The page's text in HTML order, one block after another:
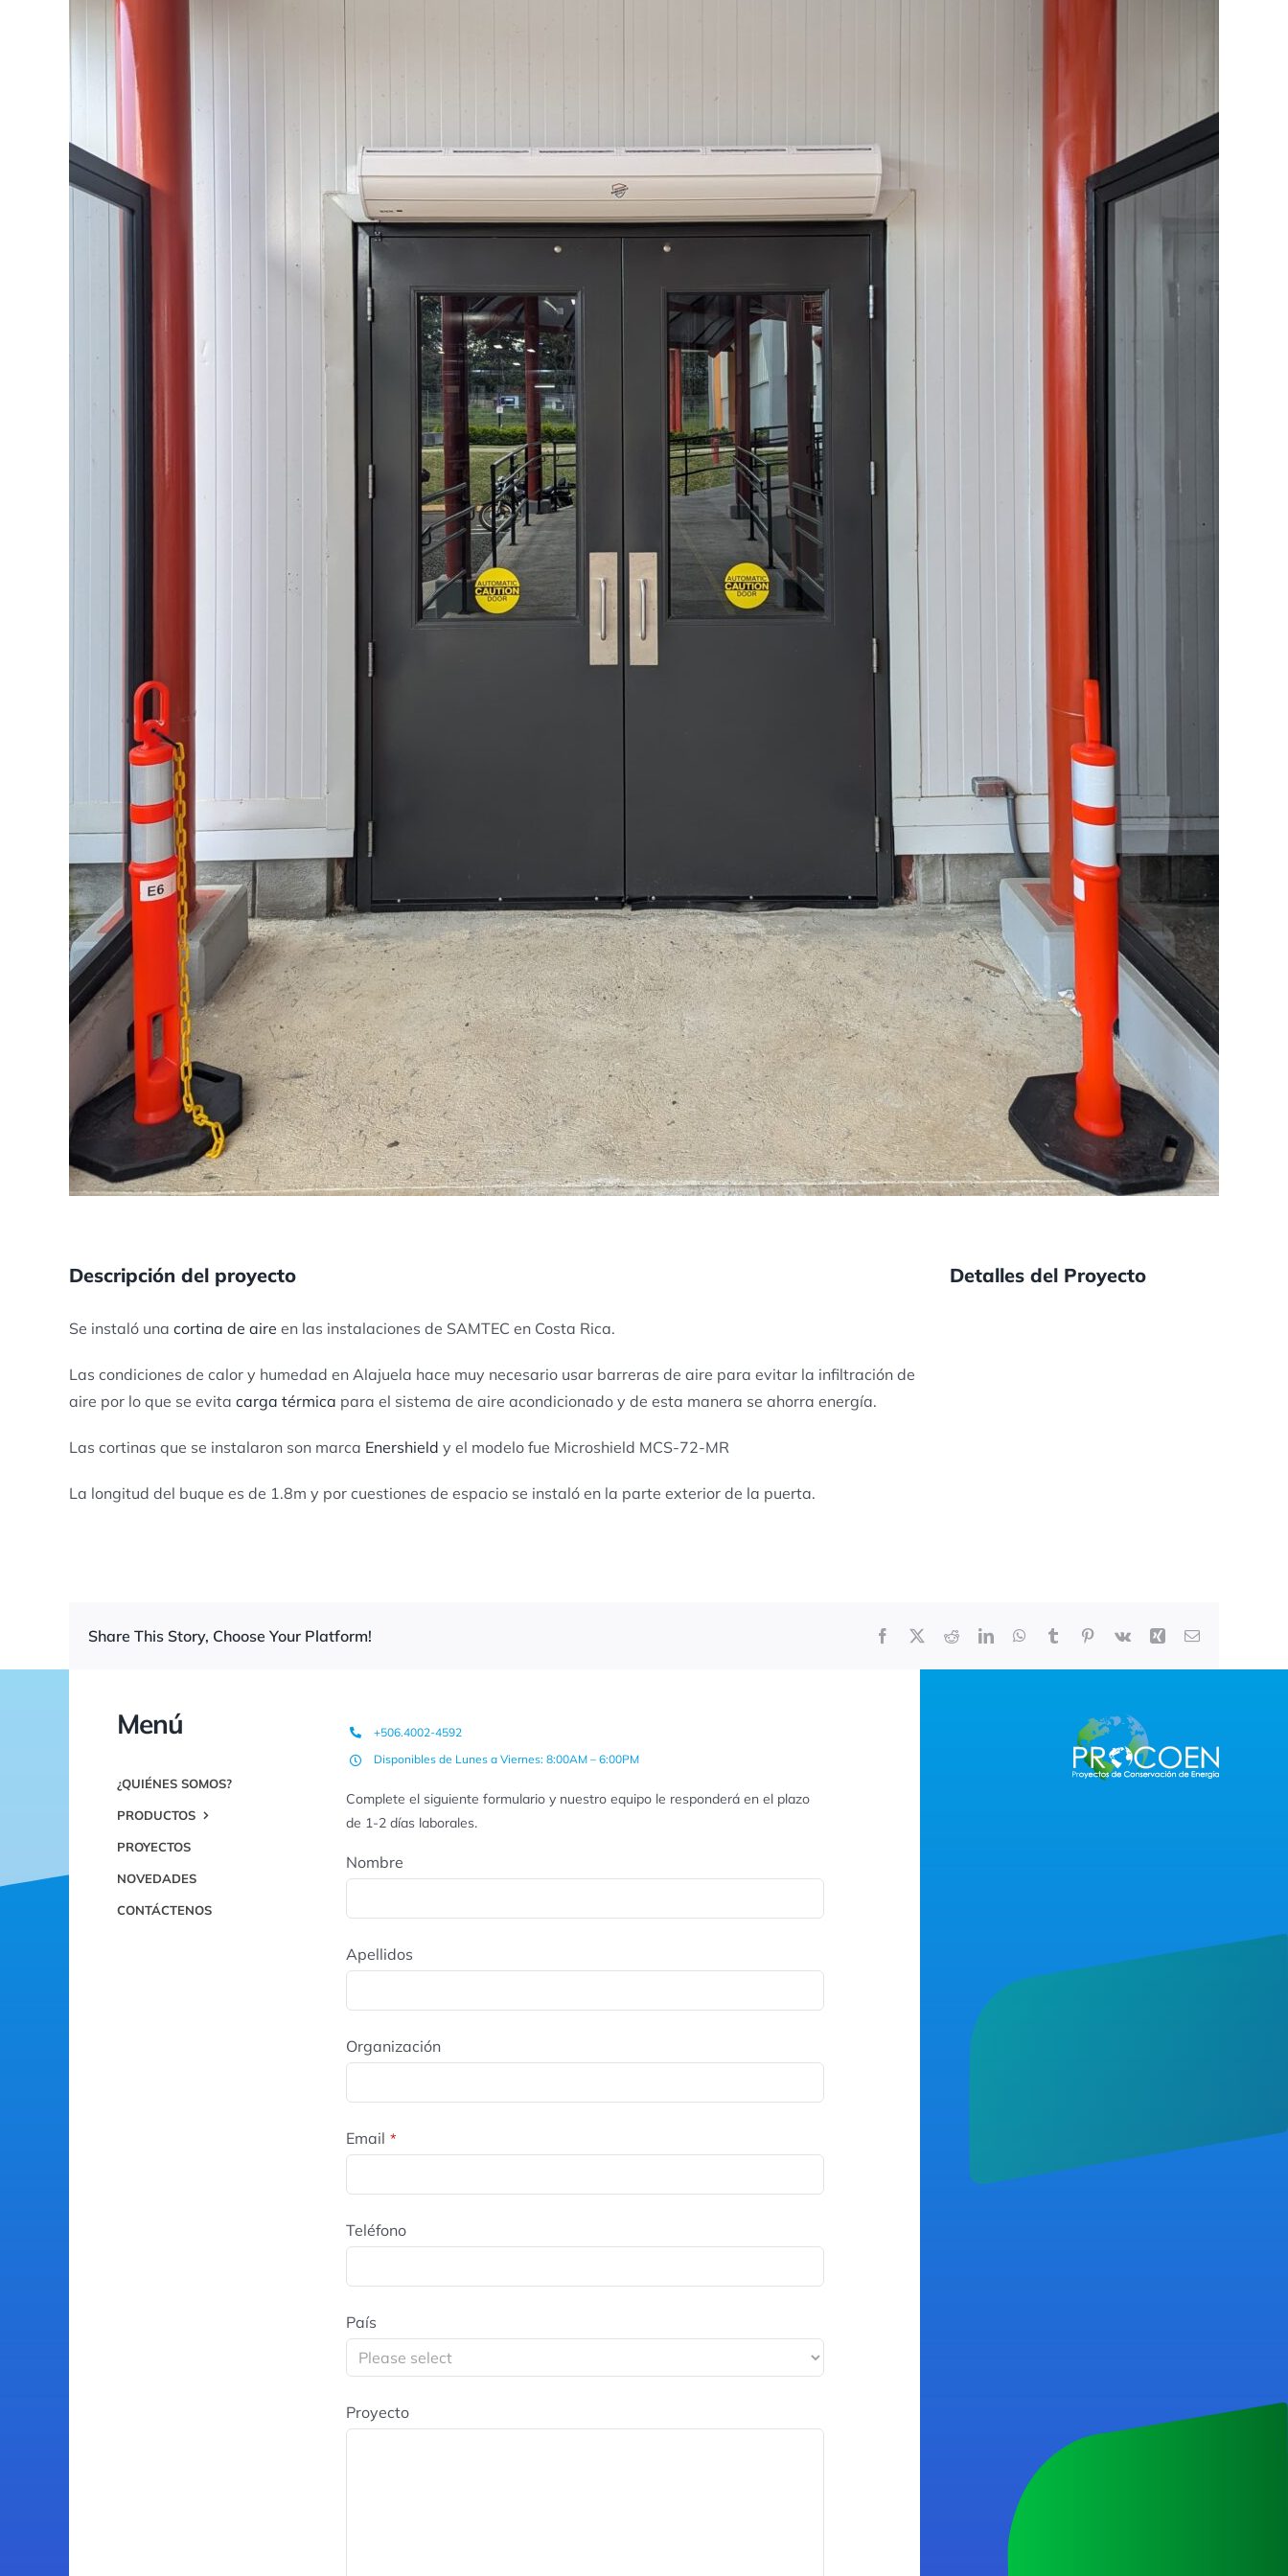
Descripción del proyecto
Se instaló una cortina de aire en las instalaciones de SAMTEC en Costa Rica.
Las condiciones de calor y humedad en Alajuela hace muy necesario usar barreras de aire para evitar la infiltración de
aire por lo que se evita carga térmica para el sistema de aire acondicionado y de esta manera se ahorra energía.
Las cortinas que se instalaron son marca Enershield y el modelo fue Microshield MCS-72-MR
La longitud del buque es de 1.8m y por cuestiones de espacio se instaló en la parte exterior de la puerta.
Detalles del Proyecto
Share This Story, Choose Your Platform! Facebook RedditLinkedInWhatsApp
Tumblr Pinterest
Vk Xing Correo
Menú
¿QUIÉNES SOMOS?
PRODUCTOS
PROYECTOS
NOVEDADES
CONTÁCTENOS
+506.4002-4592
Disponibles de Lunes a Viernes: 8:00AM – 6:00PM
Complete el siguiente formulario y nuestro equipo le responderá en el plazo
de 1-2 días laborales.
Nombre
Apellidos
Organización
Email *
Teléfono
País
Proyecto